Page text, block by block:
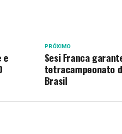
PRÓXIMO
Sesi Franca
tetracampeonato
Brasil
e